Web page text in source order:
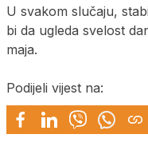
U svakom slučaju,
bi da ugleda svelost
maja.
Podijeli vijest na: